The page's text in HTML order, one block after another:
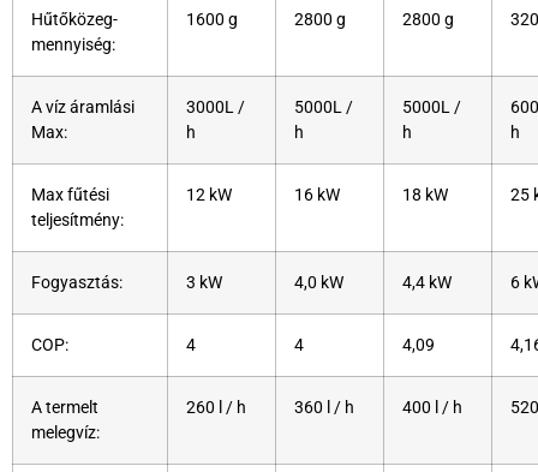
Hűtőközeg-
mennyiség:
1600 g 2800 g 2800 g
A víz áramlási
Max:
3000L /
h
5000L /
h
5000L /
h
h
Max fűtési
teljesítmény:
12 kW 16 kW 18 kW 25
Fogyasztás: 3 kW 4,0 kW 4,4 kW 6
COP: 4 4 4,09
A termelt
melegvíz:
260 l / h 360 l / h 400 l / h